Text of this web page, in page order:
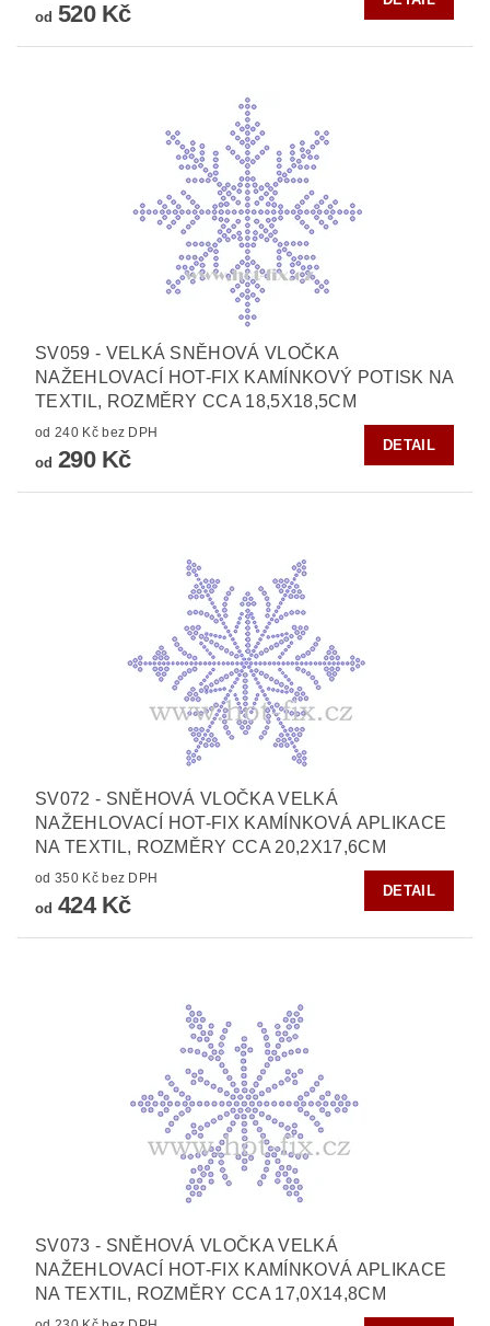
od 520 Kč
SV059 - VELKÁ SNĚHOVÁ VLOČKA
NAŽEHLOVACÍ HOT-FIX KAMÍNKOVÝ POTISK NA
TEXTIL, ROZMĚRY CCA 18,5X18,5CM
od 240 Kč bez DPH
od 290 Kč
DETAIL
SV072 - SNĚHOVÁ VLOČKA VELKÁ
NAŽEHLOVACÍ HOT-FIX KAMÍNKOVÁ APLIKACE
NA TEXTIL, ROZMĚRY CCA 20,2X17,6CM
od 350 Kč bez DPH
od 424 Kč
DETAIL
SV073 - SNĚHOVÁ VLOČKA VELKÁ
NAŽEHLOVACÍ HOT-FIX KAMÍNKOVÁ APLIKACE
NA TEXTIL, ROZMĚRY CCA 17,0X14,8CM